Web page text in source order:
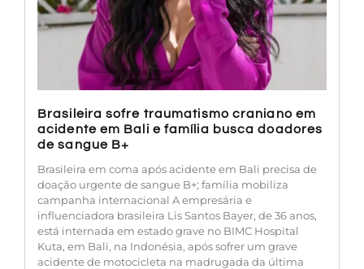
Brasileira sofre traumatismo craniano em
acidente em Bali e família busca doadores
de sangue B+
Brasileira em coma após acidente em Bali precisa de
doação urgente de sangue B+; família mobiliza
campanha internacional A empresária e
influenciadora brasileira Lis Santos Bayer, de 36 anos,
está internada em estado grave no BIMC Hospital
Kuta, em Bali, na Indonésia, após sofrer um grave
acidente de motocicleta na madrugada da última